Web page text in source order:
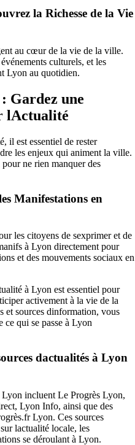
la Richesse de la Vie
au cœur de la vie de la ville.
culturels, et les
Lyon au quotidien.
Gardez une
lActualité
il est essentiel de rester
les enjeux qui animent la ville.
ne rien manquer des
Manifestations en
les citoyens de sexprimer et de
à Lyon directement pour
et des mouvements sociaux en
à Lyon est essentiel pour
activement à la vie de la
et sources dinformation, vous
qui se passe à Lyon
dactualités à Lyon
Lyon incluent Le Progrès Lyon,
Lyon Info, ainsi que des
Lyon. Ces sources
lactualité locale, les
se déroulant à Lyon.